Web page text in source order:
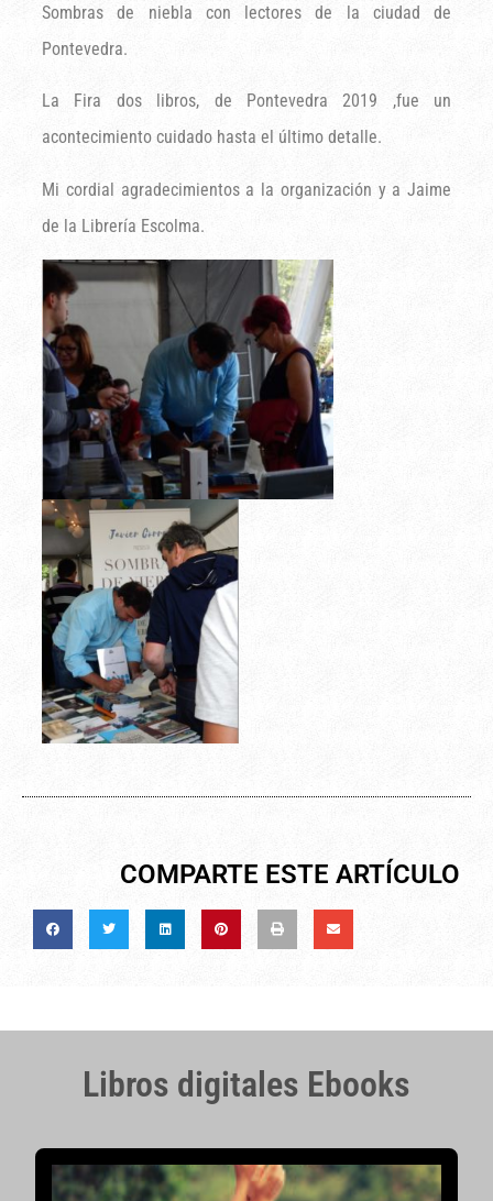
Sombras de niebla con lectores de la ciudad de
Pontevedra.
La Fira dos libros, de Pontevedra 2019 ,fue un
acontecimiento cuidado hasta el último detalle.
Mi cordial agradecimientos a la organización y a Jaime
de la Librería Escolma.
COMPARTE ESTE ARTÍCULO
Libros digitales Ebooks